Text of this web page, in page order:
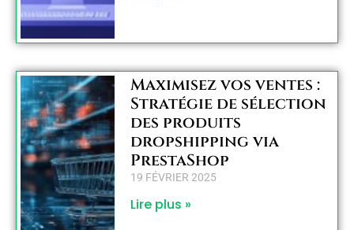
Maximisez vos ventes :
Stratégie de sélection
des produits
dropshipping via
PrestaShop
19 FÉVRIER 2025
Lire plus »